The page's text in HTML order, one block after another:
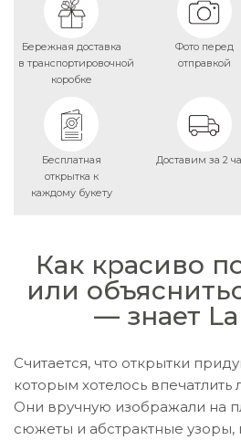
Бережная доставка
в транспортировочной
коробке
Фото перед
отправкой
Бесплатная
открытка к
каждому букету
Доставим за 2
Как красиво
или
— знает La
Считается, что открытки
которым хотелось
Они вручную изображали на
сюжеты и абстрактные узоры,